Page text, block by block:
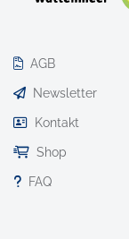
AGB
Newsletter
Kontakt
Shop
FAQ